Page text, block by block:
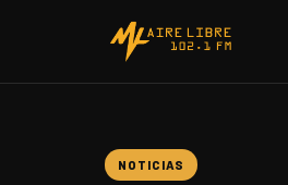
NOTICIAS